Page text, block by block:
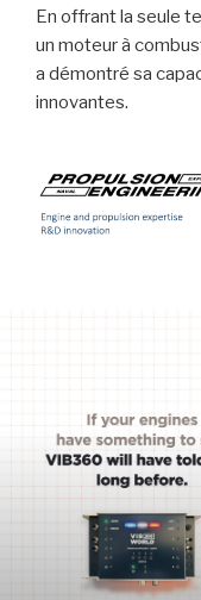
En offrant la seule
un moteur à
a démontré sa
innovantes.